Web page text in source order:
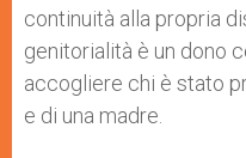
continuità alla propria
genitorialità è un dono
accogliere chi è stato
e di una madre.